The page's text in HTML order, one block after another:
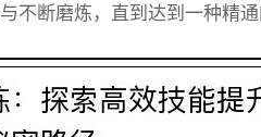
不断磨炼，直到达到一种精通